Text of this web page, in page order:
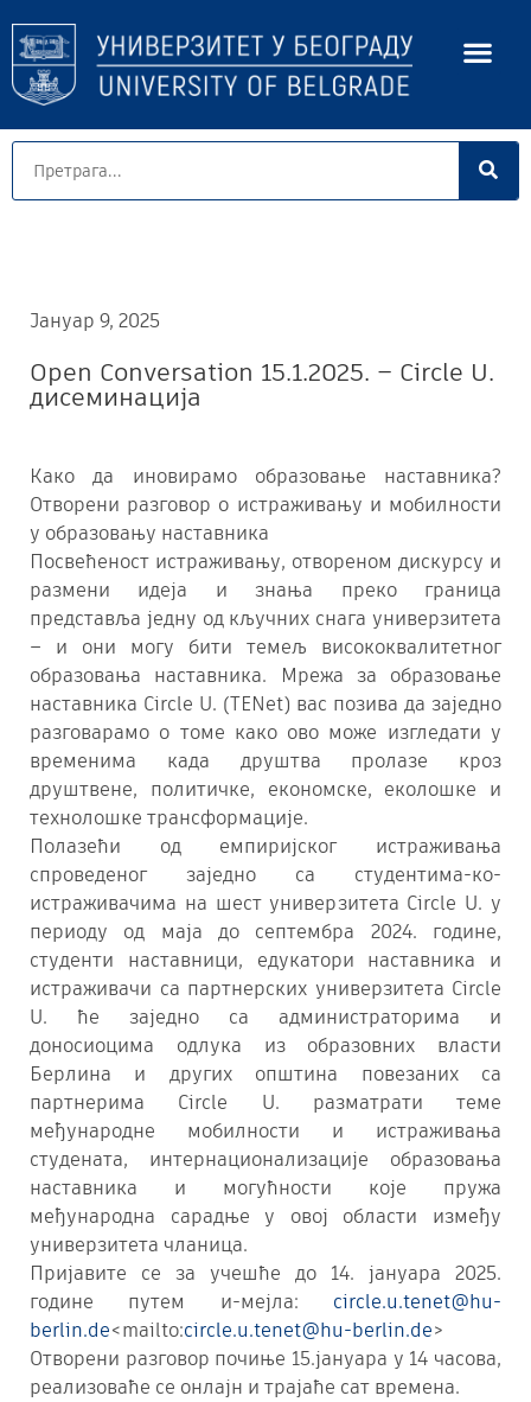
Јануар 9, 2025
Open Conversation 15.1.2025. – Circle U.
дисеминација
Како да иновирамо образовање наставника?
Отворени разговор о истраживању и мобилности
у образовању наставника
Посвећеност истраживању, отвореном дискурсу и
размени идеја и знања преко граница
представља једну од кључних снага универзитета
– и они могу бити темељ висококвалитетног
образовања наставника. Мрежа за образовање
наставника Circle U. (TENet) вас позива да заједно
разговарамо о томе како ово може изгледати у
временима када друштва пролазе кроз
друштвене, политичке, економске, еколошке и
технолошке трансформације.
Полазећи од емпиријског истраживања
спроведеног заједно са студентима-ко-
истраживачима на шест универзитета Circle U. у
периоду од маја до септембра 2024. године,
студенти наставници, едукатори наставника и
истраживачи са партнерских универзитета Circle
U. ће заједно са администраторима и
доносиоцима одлука из образовних власти
Берлина и других општина повезаних са
партнерима Circle U. разматрати теме
међународне мобилности и истраживања
студената, интернационализације образовања
наставника и могућности које пружа
међународна сарадње у овој области између
универзитета чланица.
Пријавите се за учешће до 14. јануара 2025.
године путем и-мејла: circle.u.tenet@hu-
berlin.de<mailto:circle.u.tenet@hu-berlin.de>
Отворени разговор почиње 15.јануара у 14 часова,
реализоваће се онлајн и трајаће сат времена.